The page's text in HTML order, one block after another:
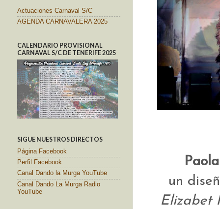
un
Elizabet
Actuaciones Carnaval S/C
AGENDA CARNAVALERA 2025
CALENDARIO PROVISIONAL
CARNAVAL S/C DE TENERIFE 2025
SIGUE NUESTROS DIRECTOS
Página Facebook
Perfil Facebook
Canal Dando la Murga YouTube
Canal Dando La Murga Radio
YouTube